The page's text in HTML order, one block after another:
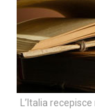
L’Italia